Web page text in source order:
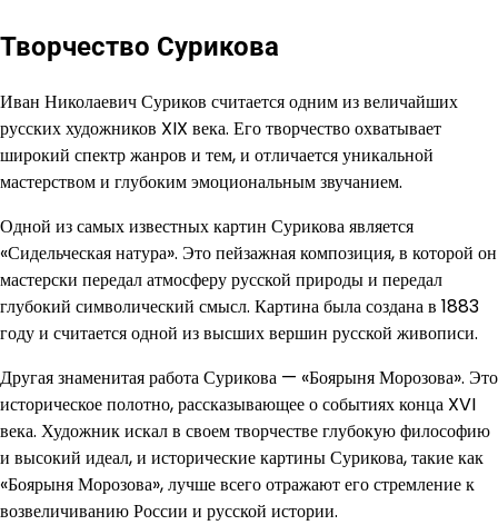
Творчество Сурикова
Иван Николаевич Суриков считается одним из величайших
русских художников XIX века. Его творчество охватывает
широкий спектр жанров и тем, и отличается уникальной
мастерством и глубоким эмоциональным звучанием.
Одной из самых известных картин Сурикова является
«Сидельческая натура». Это пейзажная композиция, в которой он
мастерски передал атмосферу русской природы и передал
глубокий символический смысл. Картина была создана в 1883
году и считается одной из высших вершин русской живописи.
Другая знаменитая работа Сурикова — «Боярыня Морозова». Это
историческое полотно, рассказывающее о событиях конца XVI
века. Художник искал в своем творчестве глубокую философию
и высокий идеал, и исторические картины Сурикова, такие как
«Боярыня Морозова», лучше всего отражают его стремление к
возвеличиванию России и русской истории.